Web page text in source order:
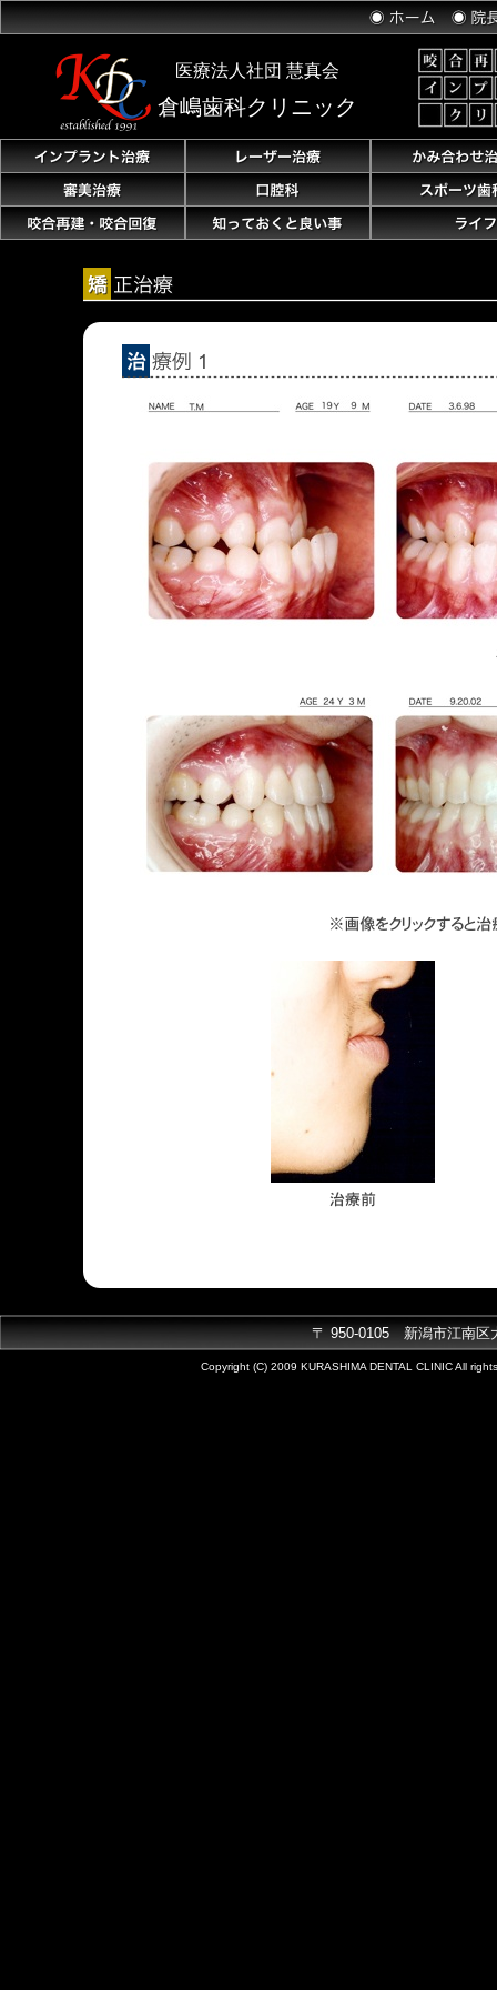
医療法人社団 慧真会
倉嶋歯科クリニック
〒 950-0105 新潟市江南区
Copyright (C) 2009 KURASHIMA DENTAL CLINIC All